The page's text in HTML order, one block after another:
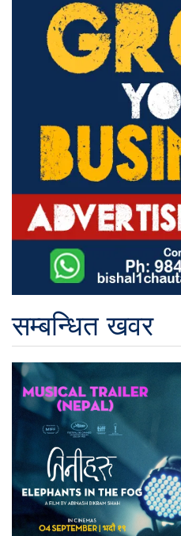
सम्बन्धित खवर